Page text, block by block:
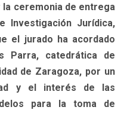
ceremonia de entrega
Investigación Jurídica,
el jurado ha acordado
Parra, catedrática de
de Zaragoza, por un
y el interés de las
para la toma de